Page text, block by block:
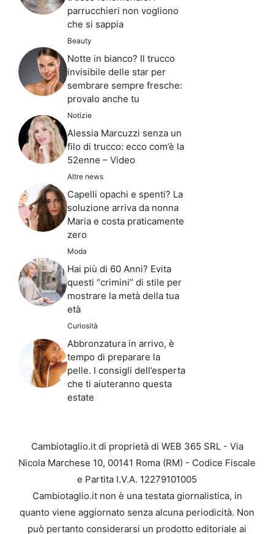
parrucchieri non vogliono
che si sappia
Beauty
Notte in bianco? Il trucco
invisibile delle star per
sembrare sempre fresche:
provalo anche tu
Notizie
Alessia Marcuzzi senza un
filo di trucco: ecco com’è la
52enne – Video
Altre news
Capelli opachi e spenti? La
soluzione arriva da nonna
Maria e costa praticamente
zero
Moda
Hai più di 60 Anni? Evita
questi “crimini” di stile per
mostrare la metà della tua
età
Curiosità
Abbronzatura in arrivo, è
tempo di preparare la
pelle. I consigli dell’esperta
che ti aiuteranno questa
estate
Cambiotaglio.it di proprietà di WEB 365 SRL - Via
Nicola Marchese 10, 00141 Roma (RM) - Codice Fiscale
e Partita I.V.A. 12279101005
Cambiotaglio.it non è una testata giornalistica, in
quanto viene aggiornato senza alcuna periodicità. Non
può pertanto considerarsi un prodotto editoriale ai